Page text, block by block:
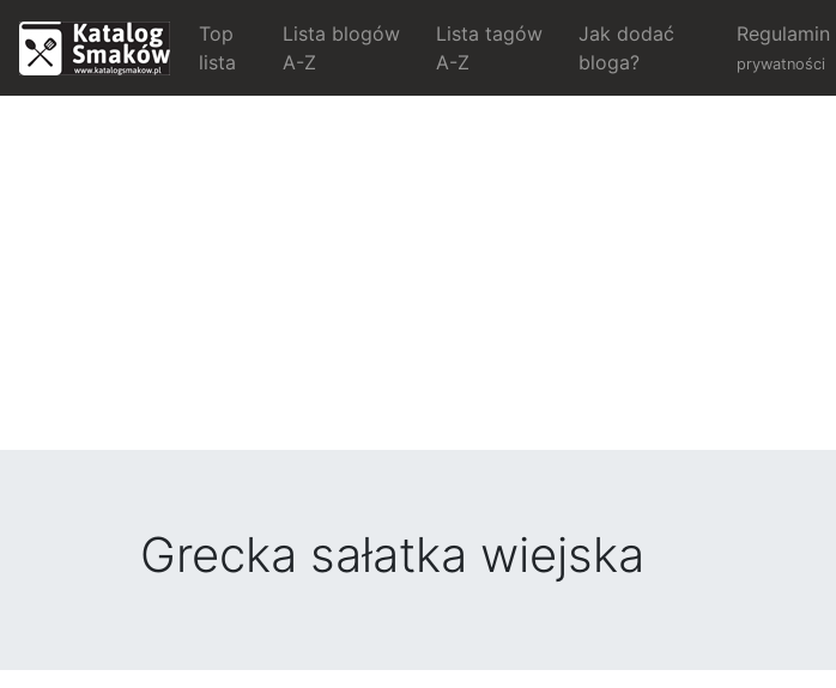
Top
lista
Lista blogów
A-Z
Lista tagów
A-Z
Jak dodać
bloga?
Regulamin
prywatności
Grecka sałatka wiejska